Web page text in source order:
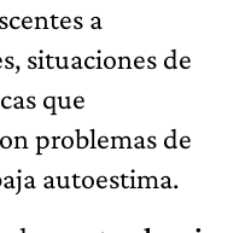
a
situaciones de
que
problemas de
autoestima.